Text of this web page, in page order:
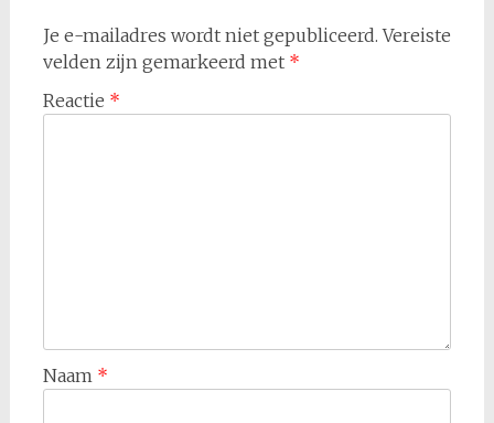
Je e-mailadres wordt niet gepubliceerd. Vereiste
velden zijn gemarkeerd met *
Reactie *
Naam *